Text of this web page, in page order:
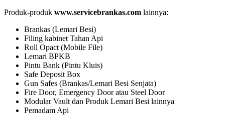
Produk-produk www.servicebrankas.com lainnya:
Brankas (Lemari Besi)
Filing kabinet Tahan Api
Roll Opact (Mobile File)
Lemari BPKB
Pintu Bank (Pintu Kluis)
Safe Deposit Box
Gun Safes (Brankas/Lemari Besi Senjata)
Fire Door, Emergency Door atau Steel Door
Modular Vault dan Produk Lemari Besi lainnya
Pemadam Api